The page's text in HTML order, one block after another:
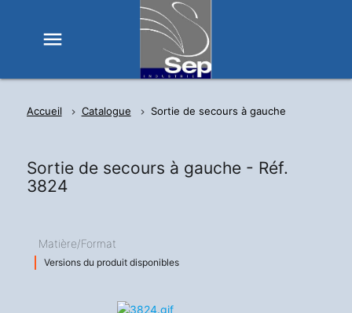
menu
Accueil Catalogue Sortie de secours à gauche
Sortie de secours à gauche - Réf.
3824
Matière/Format
Versions du produit disponibles